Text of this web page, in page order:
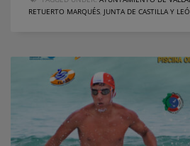
RETUERTO MARQUÉS JUNTA DE CASTILLA Y